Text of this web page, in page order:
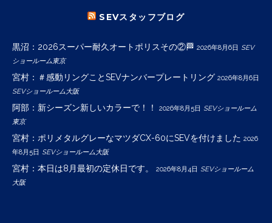
SEVスタッフブログ
黒沼：2026スーパー耐久オートポリスその②🏁 2026年8月6日 SEV
ショールーム東京
宮村：＃感動リングことSEVナンバープレートリング 2026年8月6日
SEVショールーム大阪
阿部：新シーズン新しいカラーで！！ 2026年8月5日 SEVショールーム
東京
宮村：ポリメタルグレーなマツダCX-60にSEVを付けました 2026
年8月5日 SEVショールーム大阪
宮村：本日は8月最初の定休日です。 2026年8月4日 SEVショールーム
大阪